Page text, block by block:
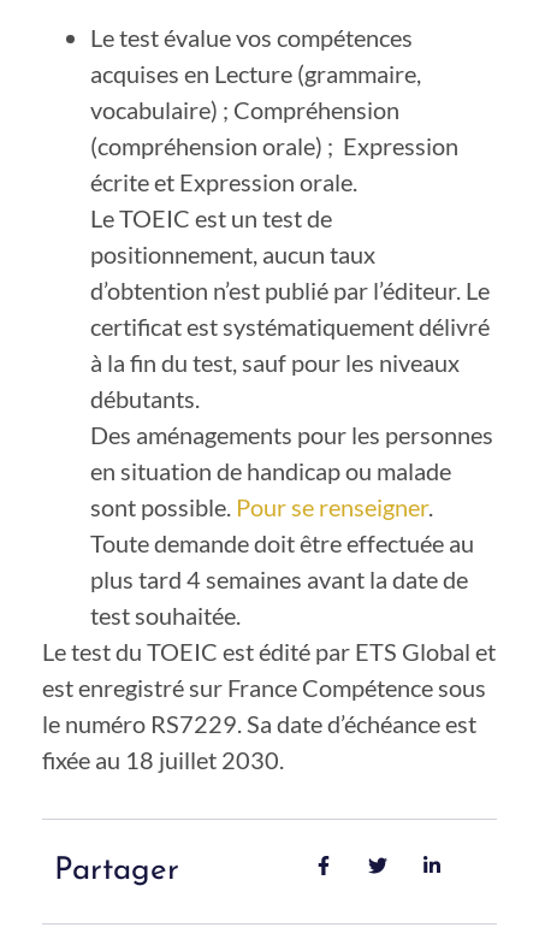
Le test évalue vos compétences
acquises en Lecture (grammaire,
vocabulaire) ; Compréhension
(compréhension orale) ; Expression
écrite et Expression orale.
Le TOEIC est un test de
positionnement, aucun taux
d’obtention n’est publié par l’éditeur. Le
certificat est systématiquement délivré
à la fin du test, sauf pour les niveaux
débutants.
Des aménagements pour les personnes
en situation de handicap ou malade
sont possible. Pour se renseigner.
Toute demande doit être effectuée au
plus tard 4 semaines avant la date de
test souhaitée.
Le test du TOEIC est édité par ETS Global et
est enregistré sur France Compétence sous
le numéro RS7229. Sa date d’échéance est
fixée au 18 juillet 2030.
Partager